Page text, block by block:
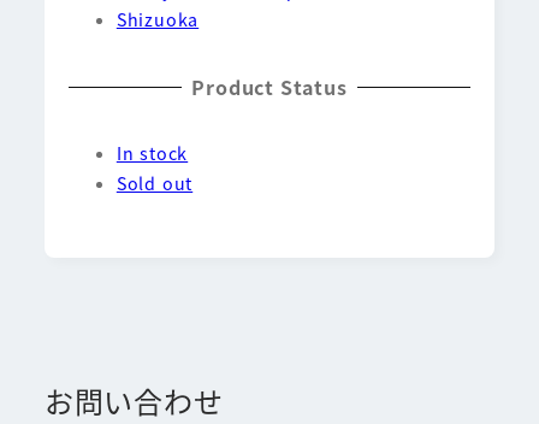
Shizuoka
Product Status
In stock
Sold out
お問い合わせ